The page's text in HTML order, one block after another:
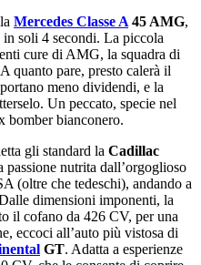
Mercedes Classe A45 AMG,
soli 4 secondi. La piccola
cure di AMG, la squadra di
quanto pare, presto calerà il
meno dividendi, e la
Un peccato, specie nel
bomber bianconero.
gli standard la Cadillac
passione nutrita dall’orgoglioso
(oltre che tedeschi), andando a
dimensioni imponenti, la
il cofano da 426 CV, per una
eccoci all’auto più vistosa di
GT. Adatta a esperienze